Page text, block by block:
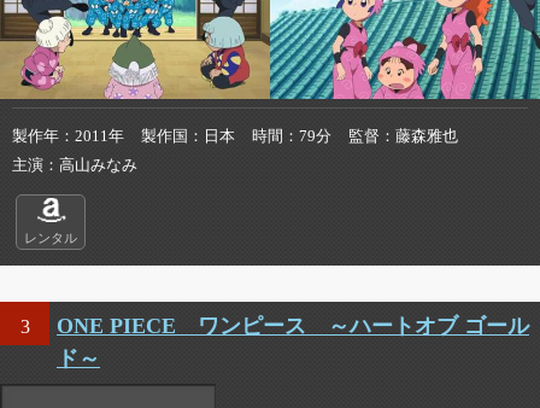
製作年 2011年 製作国 日本 時間 79分 監督
藤森雅也
主演
高山みなみ
レンタル
3
ONE PIECE ワンピース ～ハートオブ ゴール
ド～